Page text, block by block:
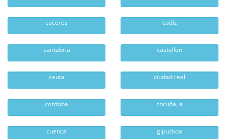
caceres cadiz
cantabria castellon
ceuta ciudad real
cordoba coruña, a
cuenca gipuzkoa